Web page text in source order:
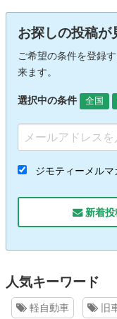
お探しの投稿が
ご希望の条件を登録
来ます。
選択中の条件 全国
ジモティーメル
新着投
人気キーワード
軽自動車 旧